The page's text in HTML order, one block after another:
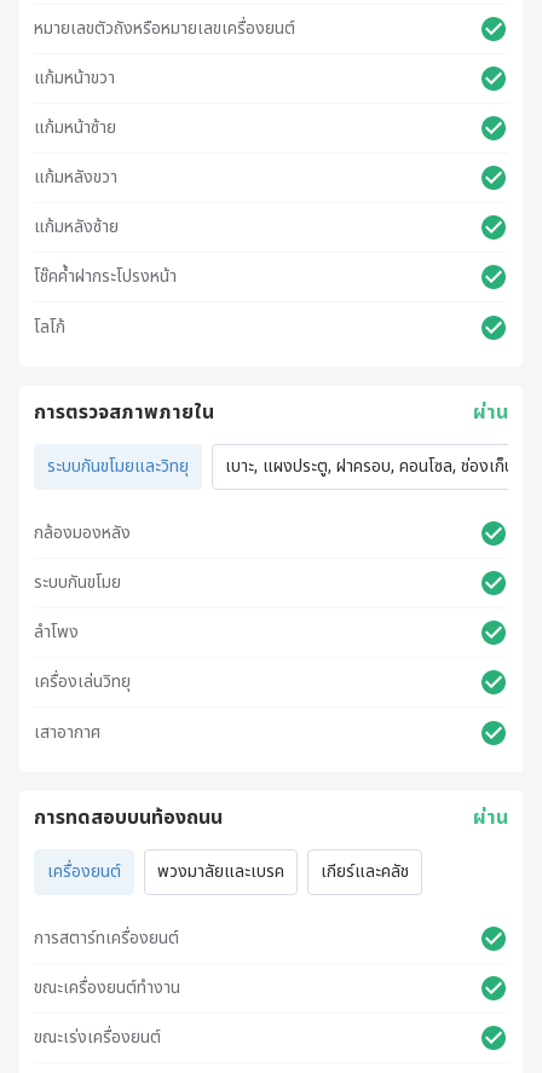
หมายเลขตัวถังหรือหมายเลขเครื่องยนต์
แก้มหน้าขวา
แก้มหน้าซ้าย
แก้มหลังขวา
แก้มหลังซ้าย
โช๊คค้ำฝากระโปรงหน้า
โลโก้
การตรวจสภาพภายใน ผ่าน
ระบบกันขโมยและวิทยุ เบาะ, แผงประตู, ฝาครอบ, คอนโซล, ช่องเก็บข
กล้องมองหลัง
ระบบกันขโมย
ลำโพง
เครื่องเล่นวิทยุ
เสาอากาศ
การทดสอบบนท้องถนน ผ่าน
เครื่องยนต์ พวงมาลัยและเบรค เกียร์และคลัช
การสตาร์ทเครื่องยนต์
ขณะเครื่องยนต์ทำงาน
ขณะเร่งเครื่องยนต์